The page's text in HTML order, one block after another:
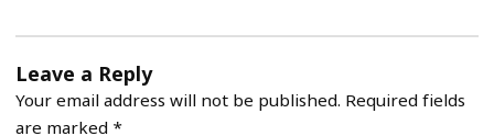
Leave a Reply
Your email address will not be published. Required fields
are marked *